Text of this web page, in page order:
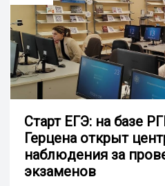
Старт ЕГЭ: на базе
Герцена открыт
наблюдения за
экзаменов